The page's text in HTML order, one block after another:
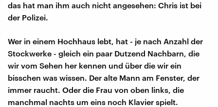
das hat man ihm auch nicht angesehen: Chris ist bei
der Polizei.
Wer in einem Hochhaus lebt, hat - je nach Anzahl der
Stockwerke - gleich ein paar Dutzend Nachbarn, die
wir vom Sehen her kennen und über die wir ein
bisschen was wissen. Der alte Mann am Fenster, der
immer raucht. Oder die Frau von oben links, die
manchmal nachts um eins noch Klavier spielt.